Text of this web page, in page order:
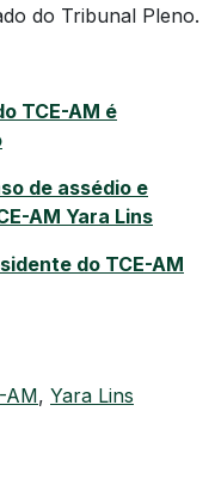
do Tribunal Pleno.
TCE-AM é
de assédio e
AM Yara Lins
do TCE-AM
AM, Yara Lins